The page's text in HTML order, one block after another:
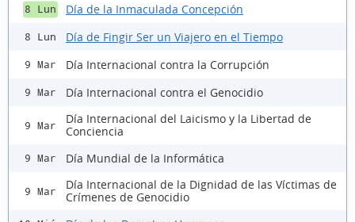
8 Lun Día de la Inmaculada Concepción
8 Lun Día de Fingir Ser un Viajero en el Tiempo
9 Mar Día Internacional contra la Corrupción
9 Mar Día Internacional contra el Genocidio
9 Mar
Día Internacional del Laicismo y la Libertad de
Conciencia
9 Mar Día Mundial de la Informática
9 Mar
Día Internacional de la Dignidad de las Víctimas de
Crímenes de Genocidio